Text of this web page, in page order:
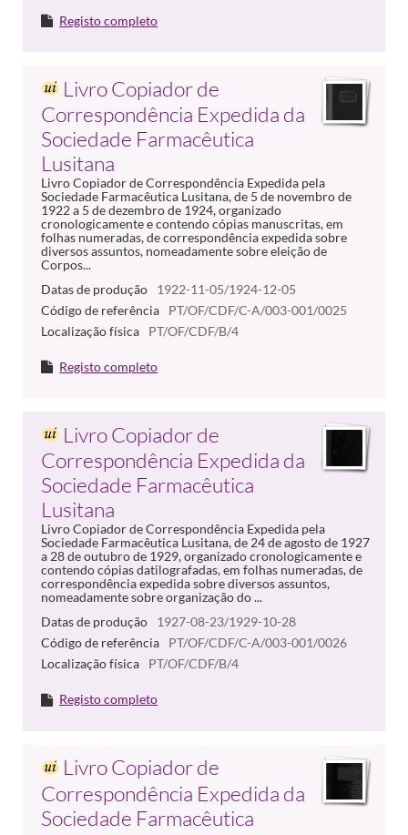
Registo completo
Livro Copiador de
Correspondência Expedida da
Sociedade Farmacêutica
Lusitana
Livro Copiador de Correspondência Expedida pela
Sociedade Farmacêutica Lusitana, de 5 de novembro de
1922 a 5 de dezembro de 1924, organizado
cronologicamente e contendo cópias manuscritas, em
folhas numeradas, de correspondência expedida sobre
diversos assuntos, nomeadamente sobre eleição de
Corpos...
Datas de produção
1922-11-05/1924-12-05
Código de referência
PT/OF/CDF/C-A/003-001/0025
Localização física
PT/OF/CDF/B/4
Registo completo
Livro Copiador de
Correspondência Expedida da
Sociedade Farmacêutica
Lusitana
Livro Copiador de Correspondência Expedida pela
Sociedade Farmacêutica Lusitana, de 24 de agosto de 1927
a 28 de outubro de 1929, organizado cronologicamente e
contendo cópias datilografadas, em folhas numeradas, de
correspondência expedida sobre diversos assuntos,
nomeadamente sobre organização do ...
Datas de produção
1927-08-23/1929-10-28
Código de referência
PT/OF/CDF/C-A/003-001/0026
Localização física
PT/OF/CDF/B/4
Registo completo
Livro Copiador de
Correspondência Expedida da
Sociedade Farmacêutica